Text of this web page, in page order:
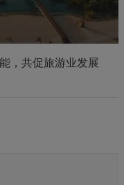
，共促旅游业发展